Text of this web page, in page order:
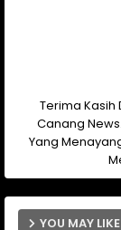
Terima Kasih
Canang
Yang
YOU MAY LIKE